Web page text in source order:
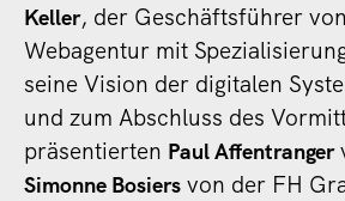
Keller, der Geschäftsführer
Webagentur mit
seine Vision der digitalen
und zum Abschluss des
präsentierten Paul Affentranger
Simonne Bosiers von der FH